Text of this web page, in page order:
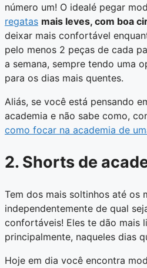
número um! O idealé pegar
regatas mais leves, com boa
deixar mais confortável
pelo menos 2 peças de cada
a semana, sempre tendo uma
para os dias mais quentes.
Aliás, se você está pensando
academia e não sabe como,
como focar na academia de
2. Shorts de
Tem dos mais soltinhos até os
independentemente de qual
confortáveis! Eles te dão mais
principalmente, naqueles dias
Hoje em dia você encontra